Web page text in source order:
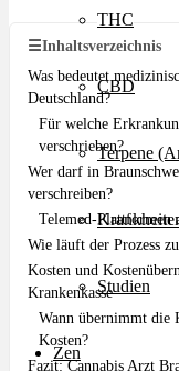
THC
CBD
Terpene
Studien
Zen
☰Inhaltsverzeichnis
Was bedeutet
Deutschland?
Für welche
verschrieben?
Wer darf in
verschreiben?
Telemed-Plattformen
Wie läuft der Prozess
Kosten und
Krankenkasse
Wann übernimmt die
Kosten?
Fazit: Cannabis Arzt